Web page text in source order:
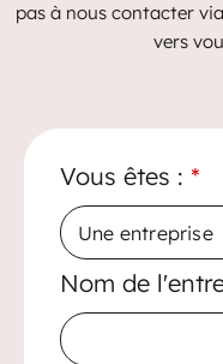
pas à nous contacter
vers
Vous êtes : *
Nom de